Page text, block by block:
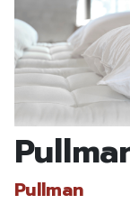
Pullman